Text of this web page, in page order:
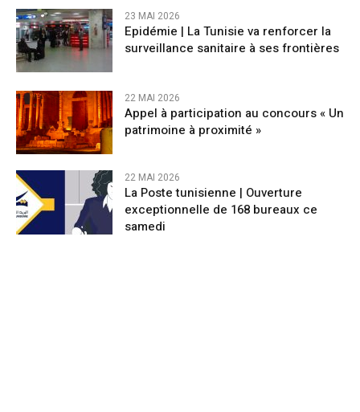
23 MAI 2026
Epidémie | La Tunisie va renforcer la
surveillance sanitaire à ses frontières
22 MAI 2026
Appel à participation au concours « Un
patrimoine à proximité »
22 MAI 2026
La Poste tunisienne | Ouverture
exceptionnelle de 168 bureaux ce
samedi